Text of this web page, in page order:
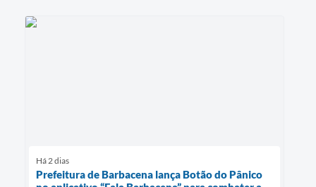
Há 2 dias
Prefeitura de Barbacena lança Botão do Pânico